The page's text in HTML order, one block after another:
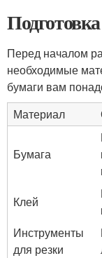
Перед началом
необходимые
бумаги вам
Материал
Бумага
Клей
Инструменты
для резки